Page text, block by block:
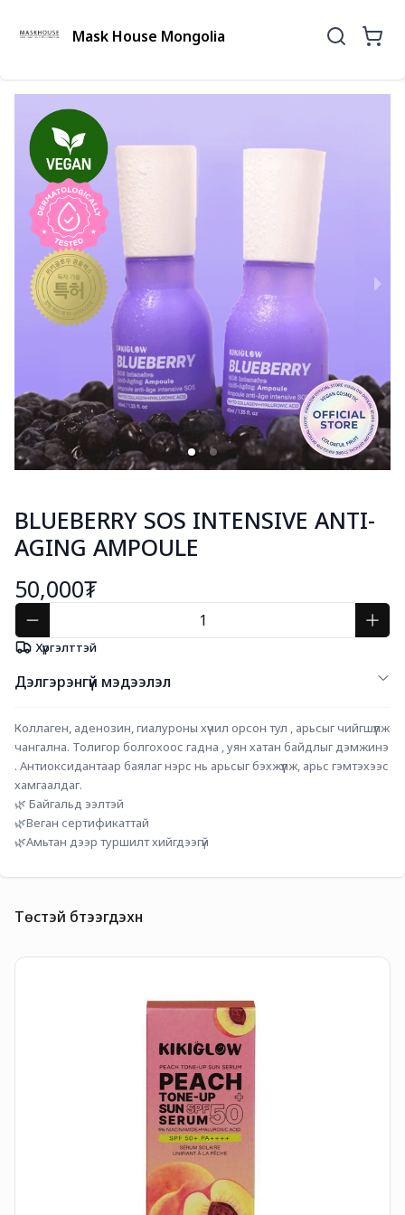
Mask House Mongolia
BLUEBERRY SOS INTENSIVE ANTI-
AGING AMPOULE
50,000₮
Хүргэлттэй
Дэлгэрэнгүй мэдээлэл
Коллаген, аденозин, гиалуроны хүчил орсон тул , арьсыг чийгшүүлж
чангална. Толигор болгохоос гадна , уян хатан байдлыг дэмжинэ
. Антиоксидантаар баялаг нэрс нь арьсыг бэхжүүлж, арьс гэмтэхээс
хамгаалдаг.
🌿 Байгальд ээлтэй
🌿Веган сертификаттай
🌿Амьтан дээр туршилт хийгдээгүй
Төстэй бүтээгдэхүүн